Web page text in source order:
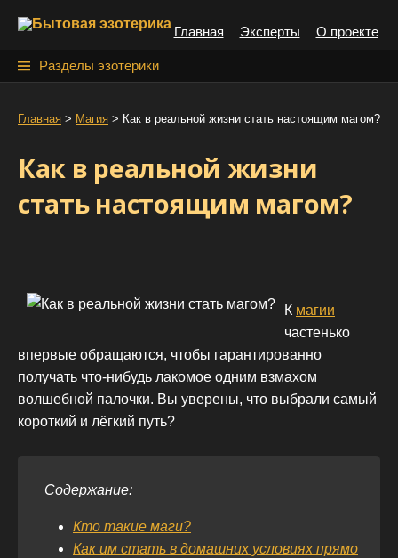
Главная Эксперты О проекте
Разделы эзотерики
й
:
Главная > Магия > Как в реальной жизни стать настоящим магом?
Как в реальной жизни
стать настоящим магом?
К магии
частенько
впервые обращаются, чтобы гарантированно
получать что-нибудь лакомое одним взмахом
волшебной палочки. Вы уверены, что выбрали самый
короткий и лёгкий путь?
Содержание:
Кто такие маги?
Как им стать в домашних условиях прямо